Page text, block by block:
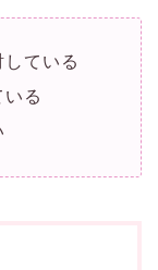
ている
る